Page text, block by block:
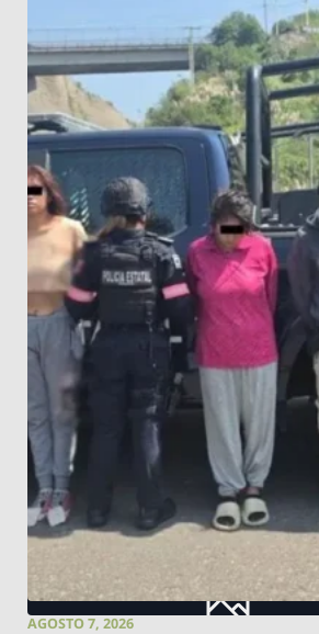
AGOSTO 7, 2026